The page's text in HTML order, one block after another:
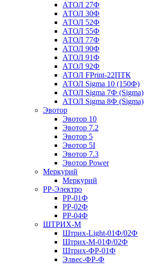
АТОЛ 27Ф
АТОЛ 30Ф
АТОЛ 52Ф
АТОЛ 55Ф
АТОЛ 77Ф
АТОЛ 90Ф
АТОЛ 91Ф
АТОЛ 92Ф
АТОЛ FPrint-22ПТК
АТОЛ Sigma 10 (150Ф)
АТОЛ Sigma 7Ф (Sigma)
АТОЛ Sigma 8Ф (Sigma)
Эвотор
Эвотор 10
Эвотор 7.2
Эвотор 5
Эвотор 5I
Эвотор 7.3
Эвотор Power
Меркурий
Меркурий
РР-Электро
РР-01Ф
РР-02Ф
РР-04Ф
ШТРИХ-М
Штрих-Light-01Ф/02Ф
Штрих-М-01Ф/02Ф
Штрих-ФР-01Ф
Элвес-ФР-Ф